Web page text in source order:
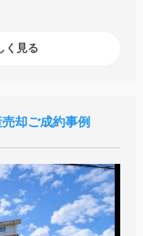
く見る
却ご成約事例